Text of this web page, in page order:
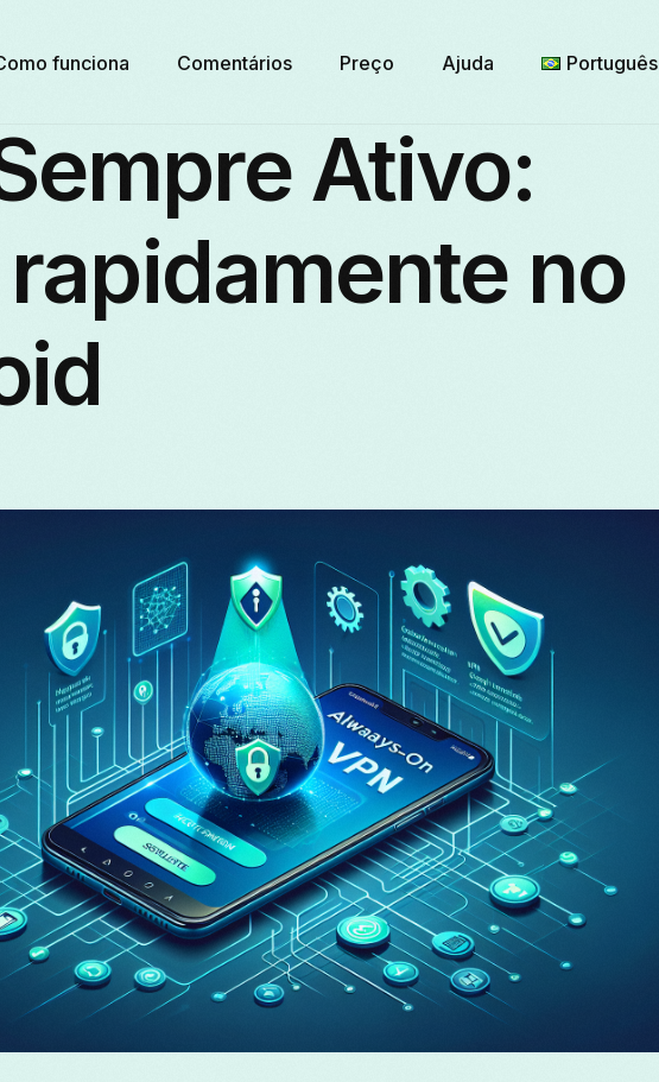
funciona Comentários Preço Ajuda Português
Български
Ativo:
no